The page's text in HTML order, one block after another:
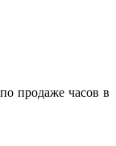
продаже часов в